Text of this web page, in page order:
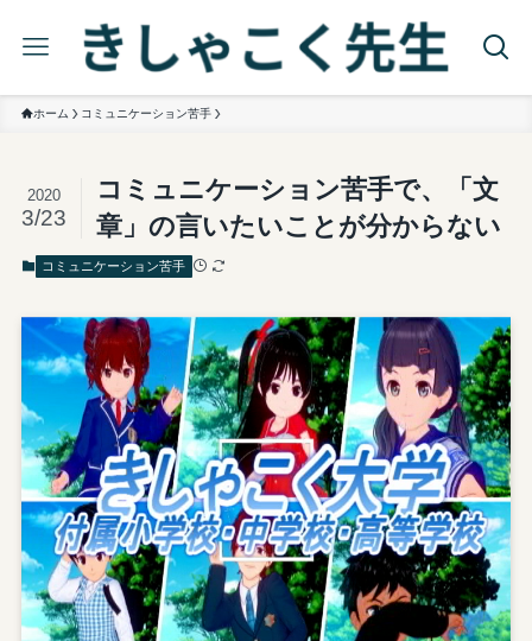
ホーム コミュニケーション苦手
コミュニケーション苦手で、「文
章」の言いたいことが分からない
2020
3/23
コミュニケーション苦手